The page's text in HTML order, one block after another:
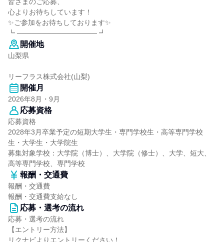
心よりお待ちしています！
✨ご参加をお待ちしております✨
┗ ──────────────── ┛
開催地
山梨県
リーフラス株式会社(山梨)
開催月
2026年8月・9月
応募資格
応募資格
2028年3月卒業予定の短期大学生・専門学校生・高等専門学校
生・大学生・大学院生
募集対象学校：大学院（博士）、大学院（修士）、大学、短大、
高等専門学校、専門学校
報酬・交通費
報酬・交通費
報酬・交通費支給なし
応募・選考の流れ
応募・選考の流れ
【エントリー方法】
リクナビよりエントリーください！